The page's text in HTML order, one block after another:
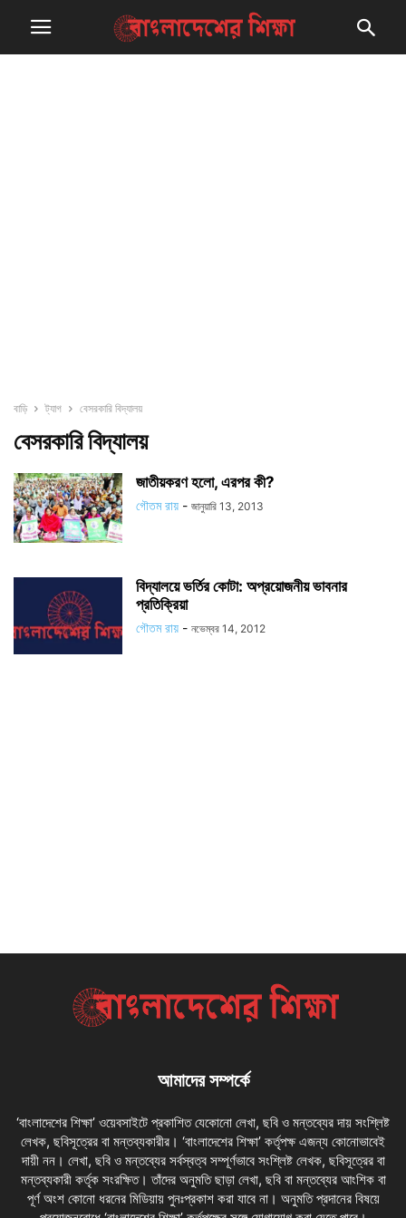
বাড়ি ট্যাগ বেসরকারি বিদ্যালয়
বেসরকারি বিদ্যালয়
জাতীয়করণ হলো, এরপর কী?
গৌতম রায় - জানুয়ারি 13, 2013
বিদ্যালয়ে ভর্তির কোটা: অপ্রয়োজনীয় ভাবনার
প্রতিক্রিয়া
গৌতম রায় - নভেম্বর 14, 2012
আমাদের সম্পর্কে
‘বাংলাদেশের শিক্ষা’ ওয়েবসাইটে প্রকাশিত যেকোনো লেখা, ছবি ও মন্তব্যের দায় সংশ্লিষ্ট
লেখক, ছবিসূত্রের বা মন্তব্যকারীর। ‘বাংলাদেশের শিক্ষা’ কর্তৃপক্ষ এজন্য কোনোভাবেই
দায়ী নন। লেখা, ছবি ও মন্তব্যের সর্বস্বত্ব সম্পূর্ণভাবে সংশ্লিষ্ট লেখক, ছবিসূত্রের বা
মন্তব্যকারী কর্তৃক সংরক্ষিত। তাঁদের অনুমতি ছাড়া লেখা, ছবি বা মন্তব্যের আংশিক বা
পূর্ণ অংশ কোনো ধরনের মিডিয়ায় পুনঃপ্রকাশ করা যাবে না। অনুমতি প্রদানের বিষয়ে